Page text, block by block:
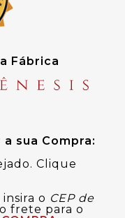
Fábrica
sua Compra:
Clique
o CEP de
frete para o